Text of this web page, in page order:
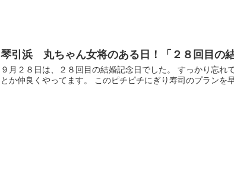
琴引浜 丸ちゃん女将のある日！「２８回目の結
９月２８日は、２８回目の結婚記念日でした。 すっかり忘れ
とか仲良くやってます。 このピチピチにぎり寿司のプランを